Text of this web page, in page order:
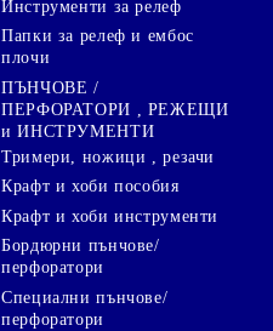
Инструменти за релеф
Папки за релеф и ембос
плочи
ПЪНЧОВЕ /
ПЕРФОРАТОРИ , РЕЖЕЩИ
и ИНСТРУМЕНТИ
Тримери, ножици , резачи
Крафт и хоби пособия
Крафт и хоби инструменти
Бордюрни пънчове/
перфоратори
Специални пънчове/
перфоратори